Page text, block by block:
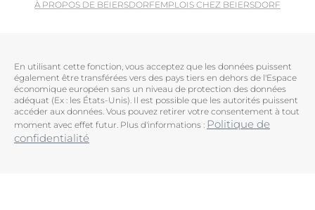
À PROPOS DE BEIERSDORFEMPLOIS CHEZ BEIERSDORF
En utilisant cette fonction, vous acceptez que les données puissent
également être transférées vers des pays tiers en dehors de l'Espace
économique européen sans un niveau de protection des données
adéquat (Ex : les États-Unis). Il est possible que les autorités puissent
accéder aux données. Vous pouvez retirer votre consentement à tout
moment avec effet futur. Plus d'informations : Politique de
confidentialité